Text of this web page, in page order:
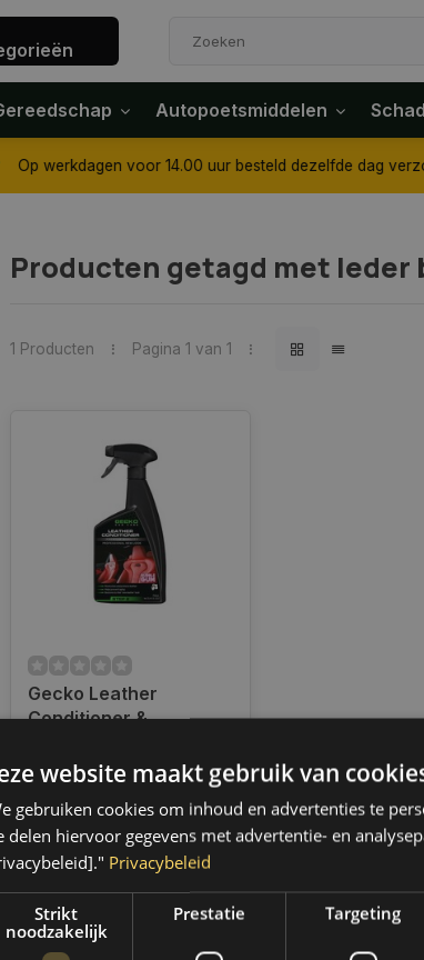
Autopoetsmiddelen
voor 14.00 uur besteld dezelfde dag verzonden,
Producten getagd met leder
1 Producten Pagina 1 van 1
Gecko Leather
Conditioner &
687542
Indien voorradig,
verzending binnen 2 a 3
werkdagen. Boven de 50,-
gratis verzending. (NL &
BE)
€15,50
Vergelijk
website maakt gebruik van
gebruiken cookies om inhoud en advertenties te
delen hiervoor gegevens met advertentie- en
Privacybeleid
Strikt
noodzakelijk
Prestatie Targeting